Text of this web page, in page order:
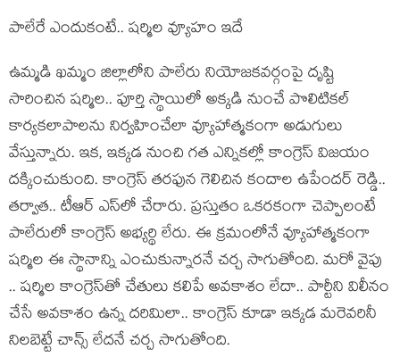
పాలేరే ఎందుకంటే.. ష‌ర్మిల వ్యూహం ఇదే
ఉమ్మ‌డి ఖ‌మ్మం జిల్లాలోని పాలేరు నియోజకవర్గంపై దృష్టి
సారించిన షర్మిల.. పూర్తి స్థాయిలో అక్కడి నుంచే పొలిటిక‌ల్
కార్యకలాపాలను నిర్వహించేలా వ్యూహాత్మ‌కంగా అడుగులు
వేస్తున్నారు. ఇక‌, ఇక్క‌డ నుంచి గ‌త ఎన్నిక‌ల్లో కాంగ్రెస్ విజ‌యం
ద‌క్కించుకుంది. కాంగ్రెస్ త‌ర‌ఫున గెలిచిన కందాల ఉపేంద‌ర్ రెడ్డి..
త‌ర్వాత‌.. టీఆర్ ఎస్‌లో చేరారు. ప్ర‌స్తుతం ఒక‌ర‌కంగా చెప్పాలంటే
పాలేరులో కాంగ్రెస్ అభ్య‌ర్థి లేరు. ఈ క్ర‌మంలోనే వ్యూహాత్మ‌కంగా
ష‌ర్మిల ఈ స్థానాన్ని ఎంచుకున్నార‌నే చ‌ర్చ సాగుతోంది. మ‌రో వైపు
.. ష‌ర్మిల కాంగ్రెస్‌తో చేతులు క‌లిపే అవ‌కాశం లేదా.. పార్టీని విలీనం
చేసే అవ‌కాశం ఉన్న ద‌రిమిలా.. కాంగ్రెస్ కూడా ఇక్క‌డ మ‌రెవ‌రినీ
నిల‌బెట్టే చాన్స్ లేద‌నే చ‌ర్చ సాగుతోంది.